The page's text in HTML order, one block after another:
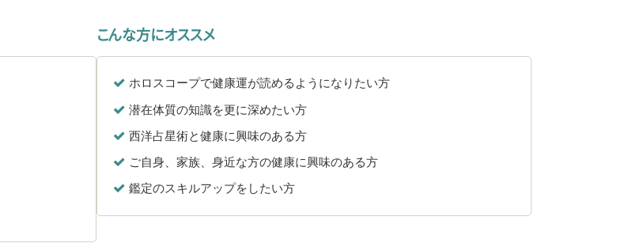
こんな方にオススメ
ホロスコープで健康運が読めるようになりたい方
潜在体質の知識を更に深めたい方
西洋占星術と健康に興味のある方
ご自身、家族、身近な方の健康に興味のある方
鑑定のスキルアップをしたい方